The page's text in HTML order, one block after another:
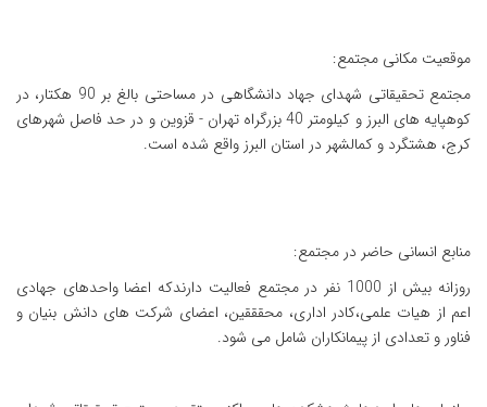
موقعیت مکانی مجتمع:
مجتمع تحقیقاتی شهدای جهاد دانشگاهی در مساحتی بالغ بر 90 هکتار، در
کوهپایه های البرز و کیلومتر 40 بزرگراه تهران - قزوین و در حد فاصل شهرهای
کرج، هشتگرد و کمالشهر در استان البرز واقع شده است.
منابع انسانی حاضر در مجتمع:
روزانه بیش از 1000 نفر در مجتمع فعالیت دارندکه اعضا واحدهای جهادی
اعم از هیات علمی،کادر اداری، محقققین، اعضای شرکت های دانش بنیان و
فناور و تعدادی از پیمانکاران شامل می شود.